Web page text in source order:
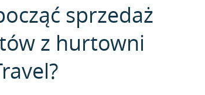
sprzedaż
z hurtowni